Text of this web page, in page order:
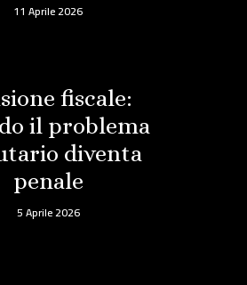
11 Aprile 2026
fiscale:
il problema
diventa
penale
5 Aprile 2026